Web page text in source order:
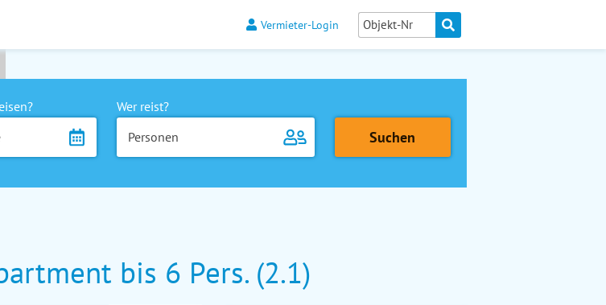
Vermieter-Login
Wer reist?
Personen
bis 6 Pers. (2.1)